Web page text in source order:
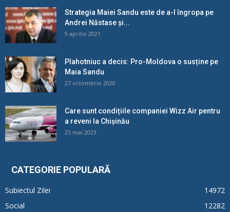
Strategia Maiei Sandu este de a-l îngropa pe
Andrei Năstase și...
9 aprilie 2021
Plahotniuc a decis: Pro-Moldova o susține pe
Maia Sandu
27 octombrie 2020
Care sunt condițiile companiei Wizz Air pentru
a reveni la Chișinău
25 mai 2023
CATEGORIE POPULARĂ
Subiectul Zilei
14972
Social
12282